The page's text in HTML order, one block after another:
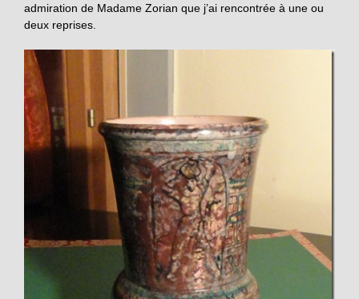
admiration de Madame Zorian que j’ai rencontrée à une ou
deux reprises.